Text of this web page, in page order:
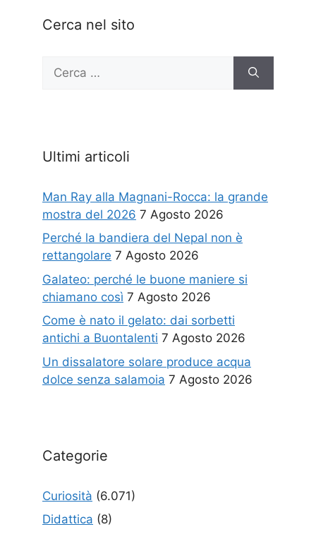
Cerca nel sito
per:
Ultimi articoli
Man Ray alla Magnani-Rocca: la grande
mostra del 2026 7 Agosto 2026
Perché la bandiera del Nepal non è
rettangolare 7 Agosto 2026
Galateo: perché le buone maniere si
chiamano così 7 Agosto 2026
Come è nato il gelato: dai sorbetti
antichi a Buontalenti 7 Agosto 2026
Un dissalatore solare produce acqua
dolce senza salamoia 7 Agosto 2026
Categorie
Curiosità (6.071)
Didattica (8)